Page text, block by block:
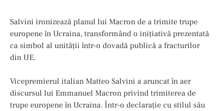
Salvini ironizează planul lui Macron de a trimite trupe
europene în Ucraina, transformând o inițiativă prezentată
ca simbol al unității într-o dovadă publică a fracturilor
din UE.
Vicepremierul italian Matteo Salvini a aruncat în aer
discursul lui Emmanuel Macron privind trimiterea de
trupe europene în Ucraina. Într-o declarație cu stilul său